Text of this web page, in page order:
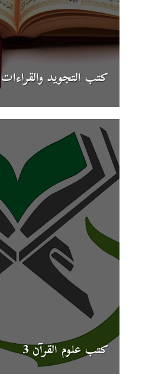
كتب علوم القرآن 3
كتب التجويد والقراءات 2